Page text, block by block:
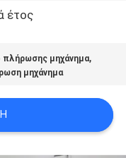
έτος
πλήρωσης μηχάνημα,
μηχάνημα